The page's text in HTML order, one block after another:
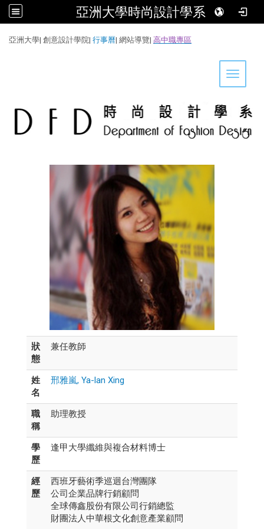
亞洲大學時尚設計學系
亞洲大學| 創意設計學院| 行事曆| 網站導覽| 高中職專區
Toggle
狀
態
兼任教師
姓
名
邢雅嵐, Ya-lan Xing
職
稱
助理教授
學
歷
逢甲大學纖維與複合材料博士
經
歷
西班牙藝術季巡迴台灣團隊
公司企業品牌行銷顧問
全球傳鑫股份有限公司行銷總監
財團法人中華根文化創意產業顧問